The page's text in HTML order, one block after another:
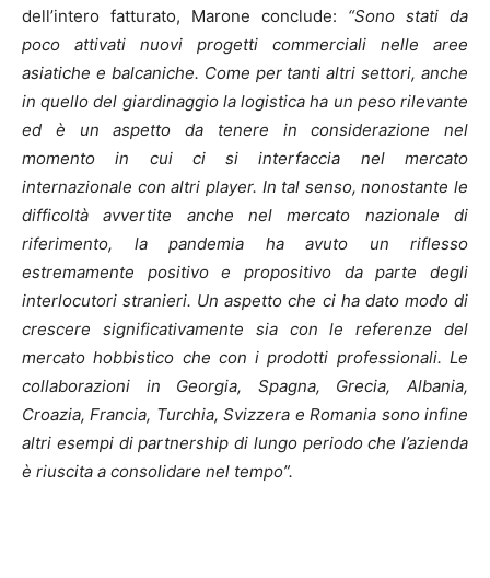
dell’intero fatturato, Marone conclude: “Sono stati da
poco attivati nuovi progetti commerciali nelle aree
asiatiche e balcaniche. Come per tanti altri settori, anche
in quello del giardinaggio la logistica ha un peso rilevante
ed è un aspetto da tenere in considerazione nel
momento in cui ci si interfaccia nel mercato
internazionale con altri player. In tal senso, nonostante le
difficoltà avvertite anche nel mercato nazionale di
riferimento, la pandemia ha avuto un riflesso
estremamente positivo e propositivo da parte degli
interlocutori stranieri. Un aspetto che ci ha dato modo di
crescere significativamente sia con le referenze del
mercato hobbistico che con i prodotti professionali. Le
collaborazioni in Georgia, Spagna, Grecia, Albania,
Croazia, Francia, Turchia, Svizzera e Romania sono infine
altri esempi di partnership di lungo periodo che l’azienda
è riuscita a consolidare nel tempo”.